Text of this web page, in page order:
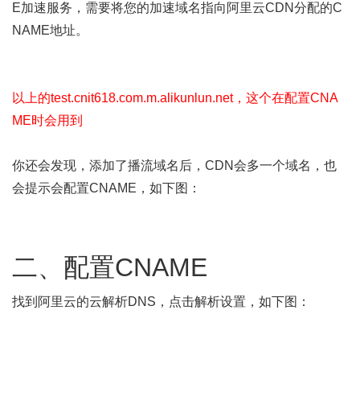
E加速服务，需要将您的加速域名指向阿里云CDN分配的C
NAME地址。
以上的test.cnit618.com.m.alikunlun.net，这个在配置CNA
ME时会用到
你还会发现，添加了播流域名后，CDN会多一个域名，也
会提示会配置CNAME，如下图：
二、配置CNAME
找到阿里云的云解析DNS，点击解析设置，如下图：